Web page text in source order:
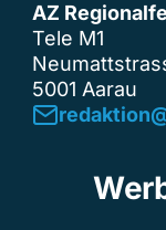
AZ
Tele M1
5001 Aarau